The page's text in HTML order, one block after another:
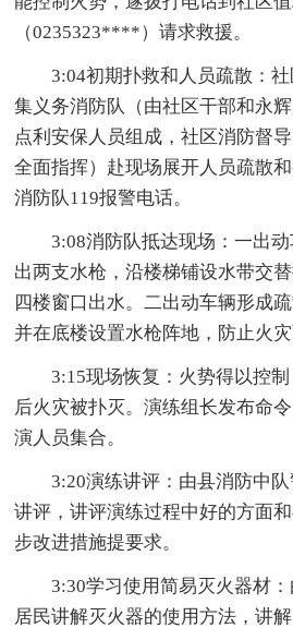
（0235323****）请求救援。
3:04初期扑救和人员疏散：社
集义务消防队（由社区干部和永
点利安保人员组成，社区消防督
全面指挥）赴现场展开人员疏散
消防队119报警电话。
3:08消防队抵达现场：一出动
出两支水枪，沿楼梯铺设水带交
四楼窗口出水。二出动车辆形成
并在底楼设置水枪阵地，防止火灾
3:15现场恢复：火势得以控制
后火灾被扑灭。演练组长发布命
演人员集合。
3:20演练讲评：由县消防中队
讲评，讲评演练过程中好的方面
步改进措施提要求。
3:30学习使用简易灭火器材：
居民讲解灭火器的使用方法，讲